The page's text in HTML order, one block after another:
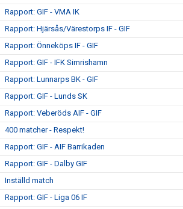
Rapport: GIF - VMA IK
Rapport: Hjärsås/Värestorps IF - GIF
Rapport: Önneköps IF - GIF
Rapport: GIF - IFK Simrishamn
Rapport: Lunnarps BK - GIF
Rapport: GIF - Lunds SK
Rapport: Veberöds AIF - GIF
400 matcher - Respekt!
Rapport: GIF - AIF Barrikaden
Rapport: GIF - Dalby GIF
Inställd match
Rapport: GIF - Liga 06 IF